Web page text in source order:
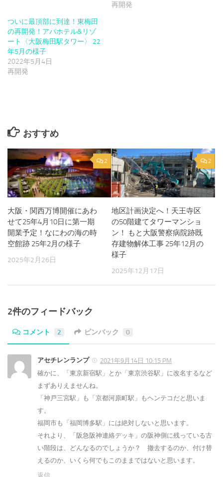
再開発
ついに最頂部に到達！東梅田
の再開発！アパホテル&リゾ
ート〈大阪梅田駅タワー〉 22
年5月の様子
2022年5月4日
再開発
おすすめ
2
大阪・関西万博開催にあわ
せて25年4月10日に第一期
開業予定！なにわの海の時
空館跡 25年2月の様子
2025年2月26日
2
地区計画決定へ！天王寺区
の50階建てタワーマンショ
ン！ もと大阪警察病院跡既
存建物解体工事 25年12月の
様子
2025年12月17日
2件のフィードバック
コメント 2 ピンバック 0
アセチレンランプ
2021年9月14日 10:15 PM
確かに、「東京新宿駅」とか「東京渋谷駅」に改名するなど
まずありえませんね。
「神戸三宮駅」も「京都河原町駅」もヘンテコだと思いま
す。
福岡市も「福岡博多駅」には絶対しないと思います。
それより、「阪急阪神連絡デッキ」の阪神側に残っている古
い階段は、どんなるのでしょうか？ 撤去するのか、付け替
えるのか、いくら何でもこのままではないと思います。
返信